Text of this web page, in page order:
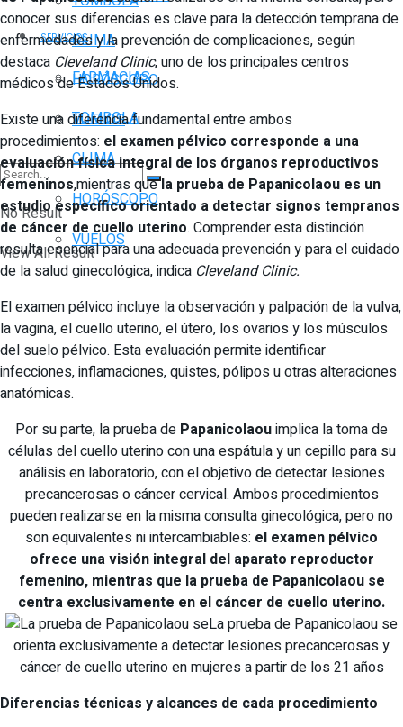
CLIMA
HORÓSCOPO
VUELOS
No Result
View All Result
SERVICIOS
FARMACIAS
TOMBOLA
CLIMA
HORÓSCOPO
VUELOS
conocer sus diferencias es clave para la detección temprana de
enfermedades y la prevención de complicaciones, según
destaca Cleveland Clinic, uno de los principales centros
médicos de Estados Unidos.
Existe una diferencia fundamental entre ambos
procedimientos: el examen pélvico corresponde a una
evaluación física integral de los órganos reproductivos
femeninos,mientras quela prueba de Papanicolaou es un
estudio específico orientado a detectar signos tempranos
de cáncer de cuello uterino. Comprender esta distinción
resulta esencial para una adecuada prevención y para el cuidado
de la salud ginecológica, indica Cleveland Clinic.
El examen pélvico incluye la observación y palpación de la vulva,
la vagina, el cuello uterino, el útero, los ovarios y los músculos
del suelo pélvico. Esta evaluación permite identificar
infecciones, inflamaciones, quistes, pólipos u otras alteraciones
anatómicas.
Por su parte, la prueba de Papanicolaouimplica la toma de
células del cuello uterino con una espátula y un cepillo para su
análisis en laboratorio, con el objetivo de detectar lesiones
precancerosas o cáncer cervical. Ambos procedimientos
pueden realizarse en la misma consulta ginecológica, pero no
son equivalentes ni intercambiables: el examen pélvico
ofrece una visión integral del aparato reproductor
femenino, mientras que la prueba de Papanicolaou se
centra exclusivamente en el cáncer de cuello uterino.
La prueba de Papanicolaou se
orienta exclusivamente a detectar lesiones precancerosas y
cáncer de cuello uterino en mujeres a partir de los 21 años
Diferencias técnicas y alcances de cada procedimiento